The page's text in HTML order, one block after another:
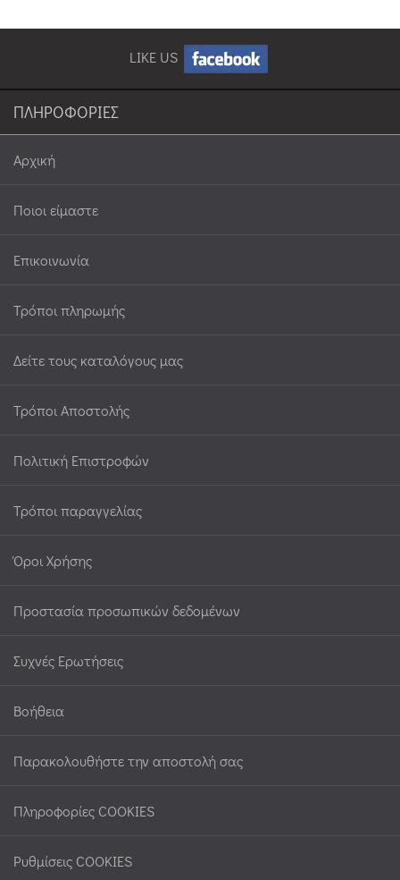
LIKE US
ΠΛΗΡΟΦΟΡΙΕΣ
Αρχική
Ποιοι είμαστε
Επικοινωνία
Τρόποι πληρωμής
Δείτε τους καταλόγους μας
Τρόποι Αποστολής
Πολιτική Επιστροφών
Τρόποι παραγγελίας
Όροι Χρήσης
Προστασία προσωπικών δεδομένων
Συχνές Ερωτήσεις
Βοήθεια
Παρακολουθήστε την αποστολή σας
Πληροφορίες COOKIES
Ρυθμίσεις COOKIES